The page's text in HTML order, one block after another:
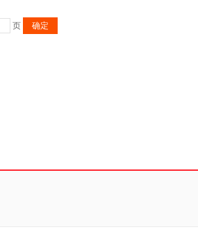
页 确定